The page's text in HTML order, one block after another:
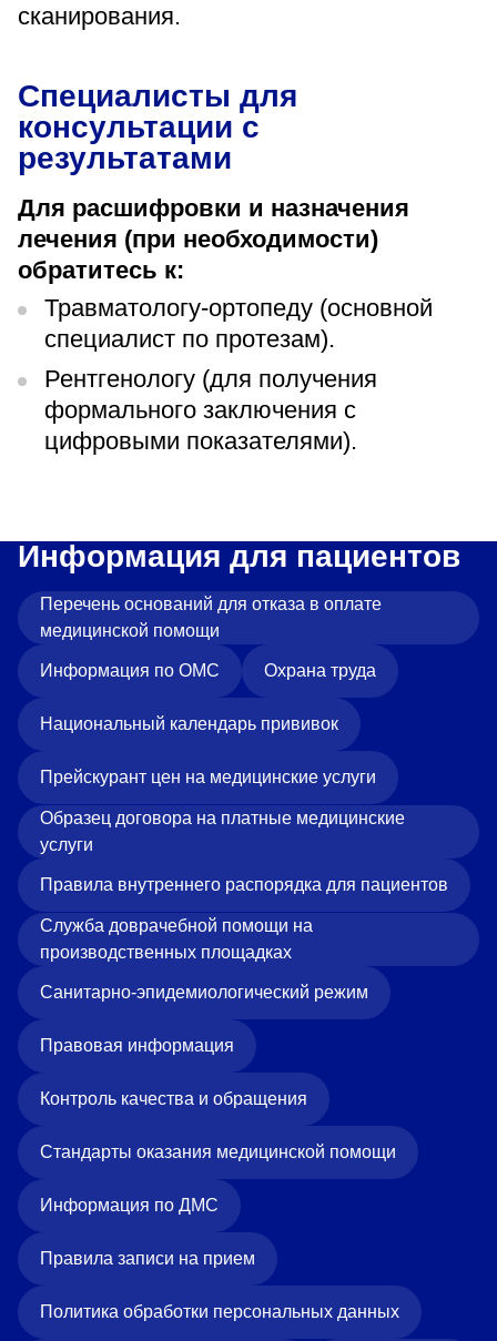
сканирования.
Специалисты для
консультации с
результатами
Для расшифровки и назначения
лечения (при необходимости)
обратитесь к:
Травматологу-ортопеду (основной
специалист по протезам).
Рентгенологу (для получения
формального заключения с
цифровыми показателями).
Информация для пациентов
Перечень оснований для отказа в оплате
медицинской помощи
Информация по ОМС Охрана труда
Национальный календарь прививок
Прейскурант цен на медицинские услуги
Образец договора на платные медицинские
услуги
Правила внутреннего распорядка для пациентов
Служба доврачебной помощи на
производственных площадках
Санитарно-эпидемиологический режим
Правовая информация
Контроль качества и обращения
Стандарты оказания медицинской помощи
Информация по ДМС
Правила записи на прием
Политика обработки персональных данных